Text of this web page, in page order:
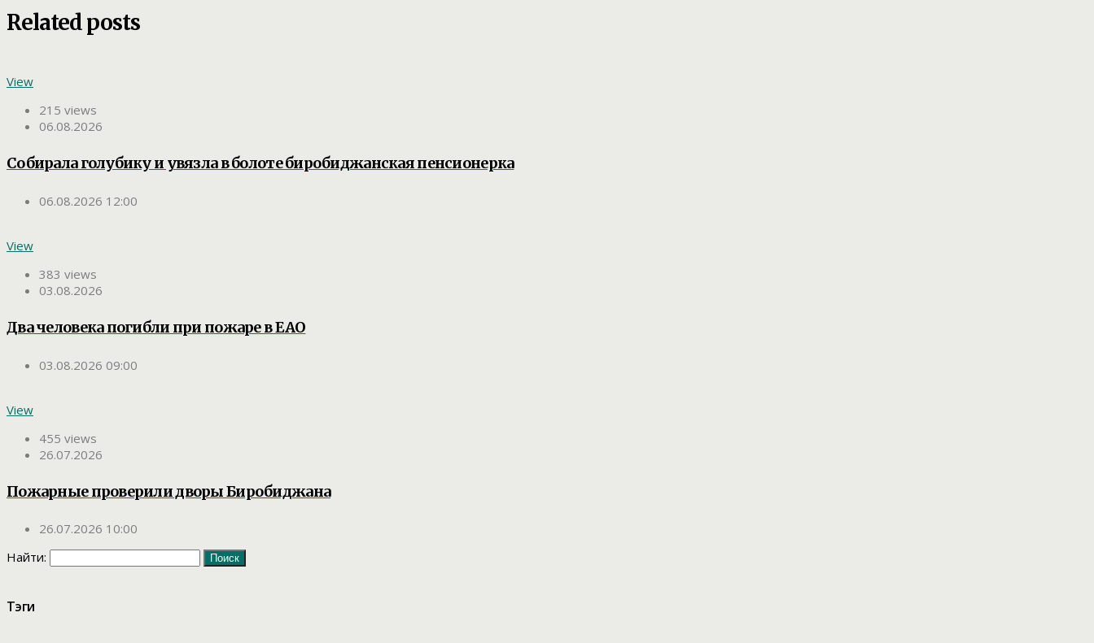
Related posts
View
215 views
06.08.2026
Собирала голубику и увязла в болоте биробиджанская пенсионерка
06.08.2026 12:00
View
383 views
03.08.2026
Два человека погибли при пожаре в ЕАО
03.08.2026 09:00
View
455 views
26.07.2026
Пожарные проверили дворы Биробиджана
26.07.2026 10:00
Найти:
Тэги